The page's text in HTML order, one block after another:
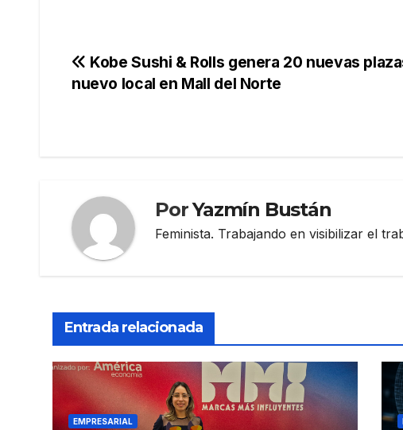
Navegación
Kobe Sushi & Rolls genera 20 nuevas
nuevo local en Mall del Norte
PorYazmín Bustán
Feminista. Trabajando en visibilizar el
Entrada relacionada
EMPRESARIAL